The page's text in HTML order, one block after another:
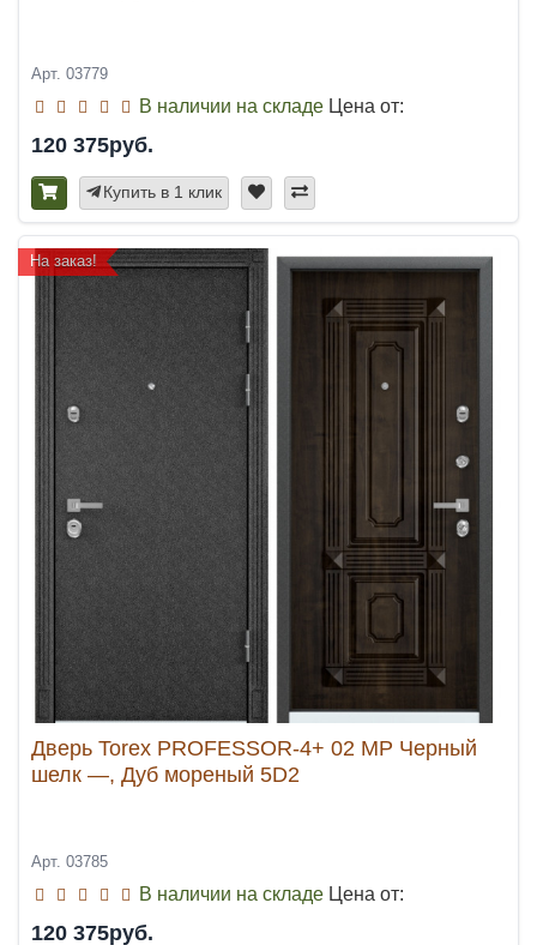
Арт. 03779
В наличии на складе Цена от:
120 375руб.
Купить в 1 клик
На заказ!
Дверь Torex PROFESSOR-4+ 02 MP Черный
шелк —, Дуб мореный 5D2
Арт. 03785
В наличии на складе Цена от:
120 375руб.